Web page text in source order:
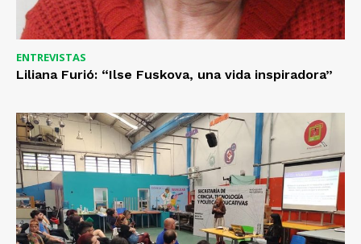
ENTREVISTAS
Liliana Furió: “Ilse Fuskova, una vida inspiradora”